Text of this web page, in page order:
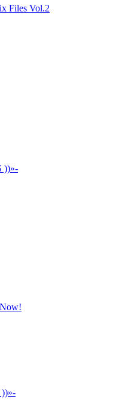
Files Vol.2
))»-